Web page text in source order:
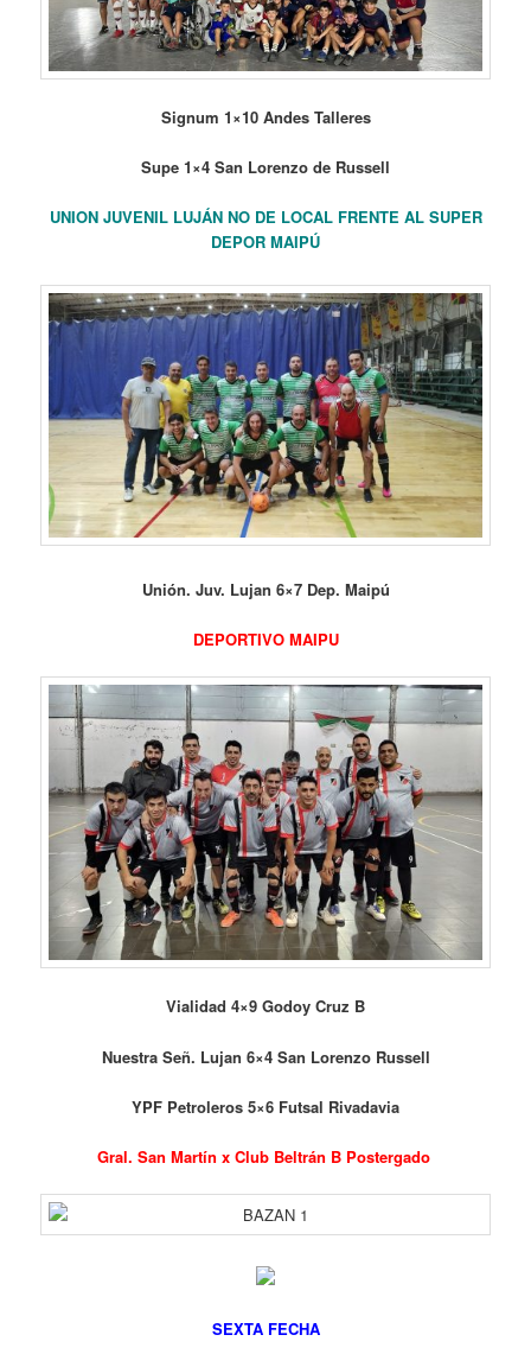
Signum 1×10 Andes Talleres
Supe 1×4 San Lorenzo de Russell
UNION JUVENIL LUJÁN NO DE LOCAL FRENTE AL SUPER
DEPOR MAIPÚ
Unión. Juv. Lujan 6×7 Dep. Maipú
DEPORTIVO MAIPU
Vialidad 4×9 Godoy Cruz B
Nuestra Señ. Lujan 6×4 San Lorenzo Russell
YPF Petroleros 5×6 Futsal Rivadavia
Gral. San Martín x Club Beltrán B Postergado
SEXTA FECHA